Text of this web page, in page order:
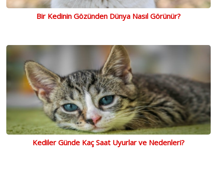
Bir Kedinin Gözünden Dünya Nasıl Görünür?
Kediler Günde Kaç Saat Uyurlar ve Nedenleri?